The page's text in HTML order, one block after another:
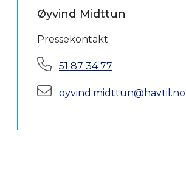
Øyvind Midttun
Pressekontakt
Telefon:51 87 34 77
E-post:oyvind.midttun@havtil.no